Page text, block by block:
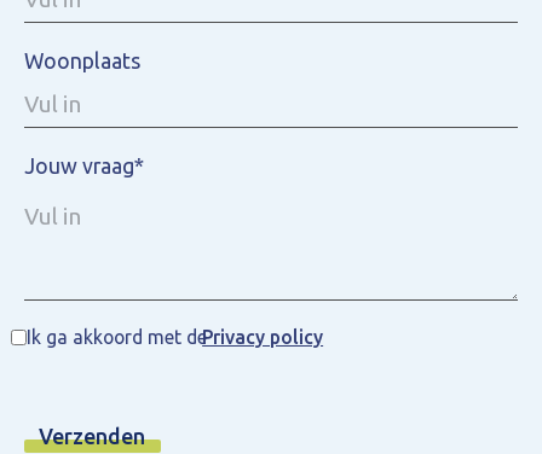
Woonplaats
Jouw vraag*
Ik ga akkoord met dePrivacy policy